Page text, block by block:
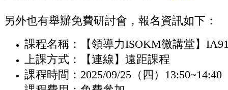
另外也有舉辦免費研討會，報名資訊如下：
課程名稱：【領導力ISOKM微講堂】
上課方式：【連線】遠距課程
課程時間：2025/09/25（四）13:50~14:40